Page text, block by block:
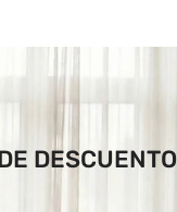
DESCUENTO